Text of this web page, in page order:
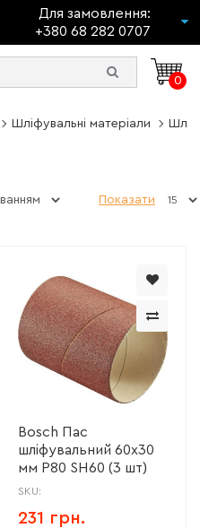
Для замовлення:
+380 68 282 0707
0
Шліфувальні матеріали
Показати
Bosch Пас
шліфувальний 60х30
мм Р80 SH60 (3 шт)
SKU:
231 грн.